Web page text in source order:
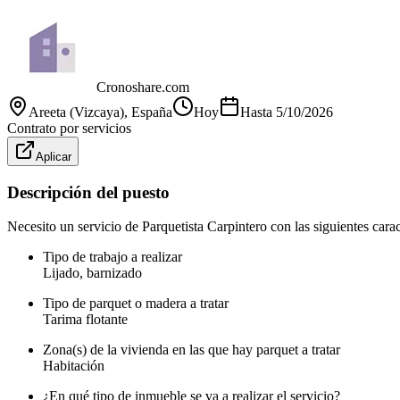
Cronoshare.com
Areeta (Vizcaya), España Hoy Hasta 5/10/2026
Contrato por servicios
Aplicar
Descripción del puesto
Necesito un servicio de Parquetista Carpintero con las siguientes
Tipo de trabajo a realizar
Lijado, barnizado
Tipo de parquet o madera a tratar
Tarima flotante
Zona(s) de la vivienda en las que hay parquet a tratar
Habitación
¿En qué tipo de inmueble se va a realizar el servicio?